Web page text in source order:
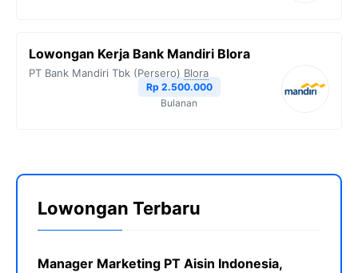
Lowongan Kerja Bank Mandiri Blora
PT Bank Mandiri Tbk (Persero) Blora
Rp 2.500.000
Bulanan
Lowongan Terbaru
Manager Marketing PT Aisin Indonesia,